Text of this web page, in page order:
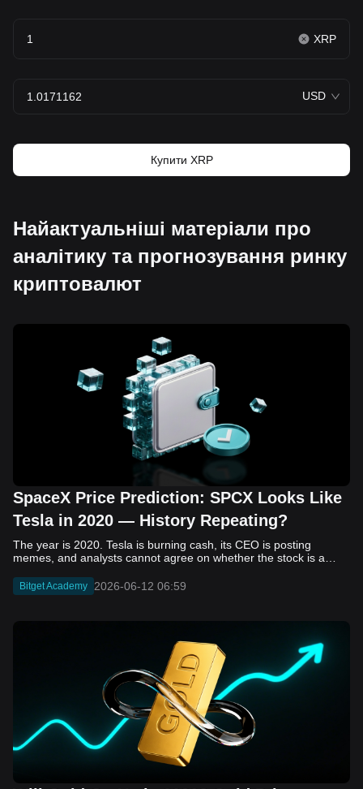
XRP
USD
Купити XRP
Найактуальніші матеріали про
аналітику та прогнозування ринку
криптовалют
SpaceX Price Prediction: SPCX Looks Like
Tesla in 2020 — History Repeating?
The year is 2020. Tesla is burning cash, its CEO is posting memes, and analysts cannot agree on whether the stock is a generational opportunity or an elaborate joke. Now replace Tesla with SpaceX. Replace 2020 with 2026. The debate looks almost identical, and SPCX is set to hit the Nasdaq on June 12. The offering price is $135 per share. The implied valuation is $1.75 trillion. For anyone who watched Tesla run 700% that year, the pattern is hard to unsee. History does not repeat, but it rhymes often enough to pay attention. Before sizing into SPCX on day one, investors need to understand what actually drove Tesla's re-rating, whether SpaceX has the same ingredients, and where the comparison quietly falls apart. That is what this piece covers, with numbers. Five structural parallels that make SPCX feel like TSLA 2020. Five critical differences that could make trade painful. And the exact price levels and execution metrics will tell you whether this rocket clears the atmosphere or comes apart on ascent. Tesla in 2020 — The Flashback Every Investor Needs To understand the TSLA/SPCX parallel, you need to remember what Tesla actually looked like at the start of 2020. Not in hindsight. Through the eyes of a skeptic. Tesla, Inc. (TSLA) Price History Source: Yahoo Finance In January of that year, Tesla was trading at roughly $28 on a split-adjusted basis. The company had just barely posted its first full-year GAAP profit, capping nearly a decade of consecutive annual losses. Revenue was growing fast, but the valuation was already uncomfortable by any conventional measure. The price-to-earnings ratio peaked at 940x by Q4 2020, a number that triggered every value screen on the planet. The bear case was loud and well-reasoned. Tesla was a car company with car-company margins, going up against century-old manufacturers with far deeper pockets. The stock had already run hard. Every rational DCF model said it was overvalued. Then the narrative shifted. Not because of a single earnings beat or a product launch. The market collectively decided that Tesla was not a car company. It was a clean energy platform, a software business, a battery technology leader, and a self-driving AI play, all in one ticker. Once that frame took hold, traditional valuation metrics lost their grip as anchors. Retail investors piled in. Institutional funds that had stayed on the sidelines were forced to buy when Tesla was added to the SP 500 in December. The feedback loop closed hard and fast. By the end of 2020, the stock had risen 743% from its March lows, making it the largest company ever added to the index at the time of inclusion. The lesson is not that Tesla was cheap. It was not. The lesson is that Tesla's 2020 rally had almost nothing to do with fundamentals catching up to price. It was the market repricing the total addressable market and the probability of dominance. That distinction is the entire reason the SPCX conversation is worth having. The Parallel — Why SPCX Feels Like TSLA 2020 The similarities between SpaceX today and Tesla in 2020 are not superficial. They span five structural dimensions that matter to how markets re-rate a stock. The visionary founder effect: Tesla in 2020 was inseparable from Elon Musk. His vision, execution record, and ability to shape investor narratives were central to the thesis. SpaceX in 2026 is similar. Investors are not just buying a launch company; they are buying a vision of a multi-planetary future and a global communications network powered by Starlink. That founder premium is powerful, but it also creates key-person risk. Unprofitable on paper, but the underlying business is real: SpaceX’s headline GAAP losses may appear concerning, but adjusted EBITDA and Starlink’s profitability suggest the core business is already generating substantial economic value. Tesla investors who looked beyond reported losses before 2020 were ultimately rewarded. The question is whether SpaceX merits the same long-term patience. Dominant in a market that is just getting started: Tesla led the EV market just as adoption began accelerating. SpaceX occupies a similar position in the emerging space economy. Starlink has already achieved global scale, while Starship could dramatically lower launch costs if commercial operations mature, potentially reshaping the economics of the entire industry. A valuation that does not make sense on traditional metrics, and may not need to: SpaceX’s valuation appears extreme by conventional measures, much like Tesla’s did in 2020. Traditional valuation frameworks are not necessarily wrong, but when a company is creating a new category, they may fail to capture the scale of future opportunities. Retail conviction meets institutional hesitation: Tesla’s 2020 rally was fueled by strong retail demand and skepticism from many institutional investors. SpaceX could follow a similar path, with intense retail enthusiasm, cautious institutions, and potential future index inclusion creating demand that extends beyond near-term fundamentals. The Bull Case — If History Repeats If the Tesla 2020 parallel holds, what does the upside actually look like in numbers? Starlink's ceiling is much higher than $11.4 billion: Starlink still reaches only a fraction of its addressable market. With Starship enabling faster and cheaper satellite deployment, analysts project Starlink revenue could reach $30 to $50 billion annually by 2030. At a 40% operating margin, that implies $12 to $20 billion in operating profit from Starlink alone. Starship changes the economics of everything: If commercial Starship operations begin in the second half of 2026, the impact goes beyond lower launch costs. It could unlock new markets, accelerate satellite deployment, and reshape the economics of the entire launch industry. Even partial success would imply a much larger company than what traditional valuation models capture today. A Mars mission timeline becomes the narrative re-rating catalyst: Tesla’s re-rating happened when EV adoption moved from fringe to mainstream consensus. For SpaceX, the equivalent moment could come when a credible human Mars transit shifts from vision to scheduled mission. That would be less a financial event than a narrative event, and narrative events are what drive extreme re-ratings. The price target scenarios, modeled on Starlink growth and Starship commercialization, look like this: Scenario Implied Price by 2030 Basis Base Case $200 to $250 Starlink at $25B revenue, 35x EV/Revenue Bull Case $300 to $400 Starlink at $40B plus Starship commercial ops at scale Extreme Bull $500+ Full narrative re-rating plus index inclusion demand shock One more number worth sitting with: if SPCX mirrors Tesla’s exact 2020 to 2021 trajectory, a 700% move from the IPO price implies roughly $1,080 per share and a market cap above $14 trillion. That is not a price target. It is a thought experiment about maximum narrative compression when the market decides a company is no longer just a company, but a civilizational bet. The Bear Case — Where the Analogy Breaks Down The Tesla parallel is compelling, but incomplete. There are five places where the comparison breaks down, and ignoring them is how investors get hurt. SpaceX's biggest customer is the government: Tesla in 2020 was a consumer business with diversified demand from individual buyers. SpaceX is different. A meaningful share of revenue comes from NASA, the Department of Defense, and other government agencies. That makes SpaceX partly a defense and aerospace contractor, with budget, policy, and political risks Tesla never faced. You are buying the economics without the control: Public investors may participate in the upside, but Class A shares carry little meaningful voting power. Elon Musk retains strategic control. That may support the founder premium, but it also means shareholders have limited recourse if priorities shift, attention drifts, or decisions favor long-term missions over near-term profitability. Regulatory risk is structural, not episodic: Tesla faced regulatory scrutiny, but SpaceX depends on approvals for launches, environmental reviews, and commercial space operations. A major launch failure, extended FAA hold, or policy shift could delay Starship, slow Starlink deployment, and damage the growth narrative at the wrong time. The valuation math is genuinely difficult to defend: At a $1.75 trillion valuation, SpaceX is priced as if several major outcomes have already gone right: scaled Starship operations, massive Starlink growth, and a Mars-driven narrative premium. Reasonable base-case valuations sit far below the IPO price, meaning investors are effectively paying for the bull case upfront. The 2022 lesson exists and should not be dismissed: Tesla’s 2020 surge was followed by a brutal 2022 drawdown. The same retail conviction and founder premium that powered the rally became liabilities when sentiment turned. If SPCX follows the Tesla path, investors must account for both the euphoric upside and the volatility that may follow. The Tokenized Futures Signal — What Pre-Market Activity Is Telling Us Before SPCX officially trades on Nasdaq, there is already a market pricing it: the on-chain tokenized futures market on Bitget. Tokenized futures offer a live sentiment read: SPCXUSDT perpetual contracts have created real-time price discovery before the IPO. This matters because the participant base is retail-heavy, global, and conviction-driven, making it a useful signal traditional IPO indicators may miss. Positive funding suggests long-side enthusiasm: If funding rates remain persistently positive, traders are paying a premium to stay long. That points to strong retail conviction and limited short-side p
Bitget Academy 2026-06-12 06:59